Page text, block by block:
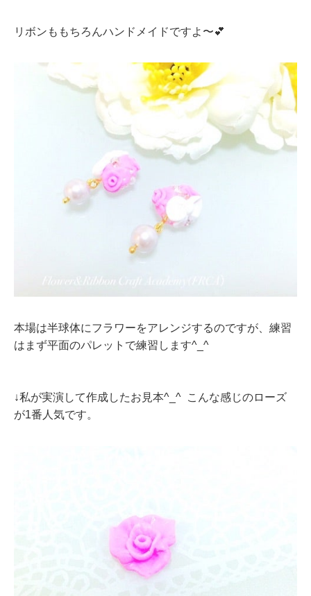
リボンももちろんハンドメイドですよ〜💕
本場は半球体にフラワーをアレンジするのですが、練習
はまず平面のパレットで練習します^_^
↓私が実演して作成したお見本^_^ こんな感じのローズ
が1番人気です。